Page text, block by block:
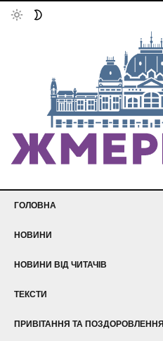
ГОЛОВНА
НОВИНИ
НОВИНИ ВІД ЧИТАЧІВ
ТЕКСТИ
ПРИВІТАННЯ ТА ПОЗДОРОВЛЕННЯ